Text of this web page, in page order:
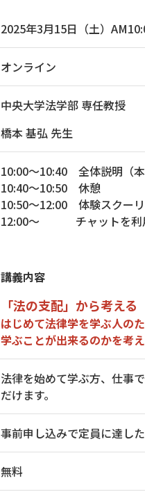
2025年3月15日（土）
オンライン
中央大学法学部 専任教授
橋本 基弘 先生
10:00～10:40 全体説明（本
10:40～10:50 休憩
10:50～12:00 体験スクー
12:00～ チャットを利
講義内容
「法の支配」から考える
はじめて法律学を学ぶ人の
学ぶことが出来るのかを考え
法律を始めて学ぶ方、仕事
だけます。
事前申し込みで定員に達し
無料